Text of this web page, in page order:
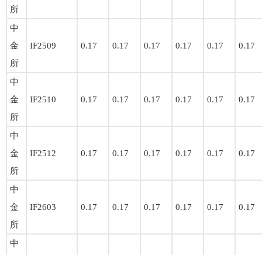
所
中
金
所
IF2509 0.17 0.17 0.17 0.17 0.17 0.17
中
金
所
IF2510 0.17 0.17 0.17 0.17 0.17 0.17
中
金
所
IF2512 0.17 0.17 0.17 0.17 0.17 0.17
中
金
所
IF2603 0.17 0.17 0.17 0.17 0.17 0.17
中